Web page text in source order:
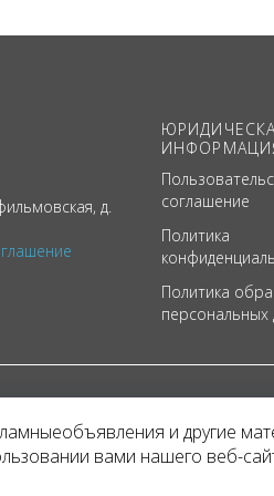
д.
соглашение
Политика
Политика
персональных
и другие
вами нашего веб-